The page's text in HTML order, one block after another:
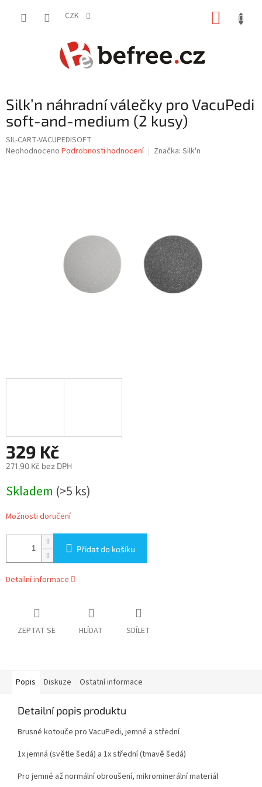
CZK
Silk’n náhradní válečky pro VacuPedi
soft-and-medium (2 kusy)
SIL-CART-VACUPEDISOFT
Průměrné
Neohodnoceno Podrobnosti hodnocení Značka: Silk'n
329 Kč
271,90 Kč bez DPH
cena:
Skladem (>5 ks)
Možnosti doručení
Přidat do košíku
Detailní informace
ZEPTAT SE HLÍDAT SDÍLET
Popis Diskuze Ostatní informace
Detailní popis produktu
Brusné kotouče pro VacuPedi, jemné a střední
1x jemná (světle šedá) a 1x střední (tmavě šedá)
Pro jemné až normální obroušení, mikrominerální materiál